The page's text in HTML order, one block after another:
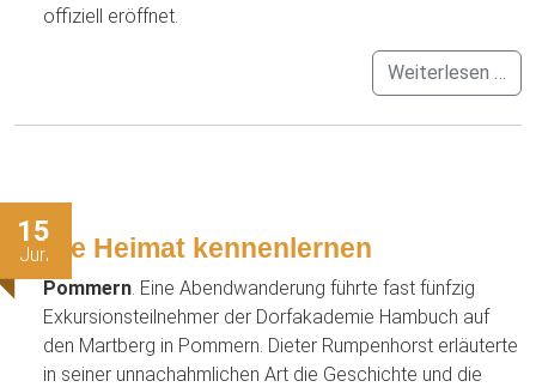
offiziell eröffnet.
Weiterlesen …
15
JunDie Heimat kennenlernen
Pommern. Eine Abendwanderung führte fast fünfzig
Exkursionsteilnehmer der Dorfakademie Hambuch auf
den Martberg in Pommern. Dieter Rumpenhorst erläuterte
in seiner unnachahmlichen Art die Geschichte und die